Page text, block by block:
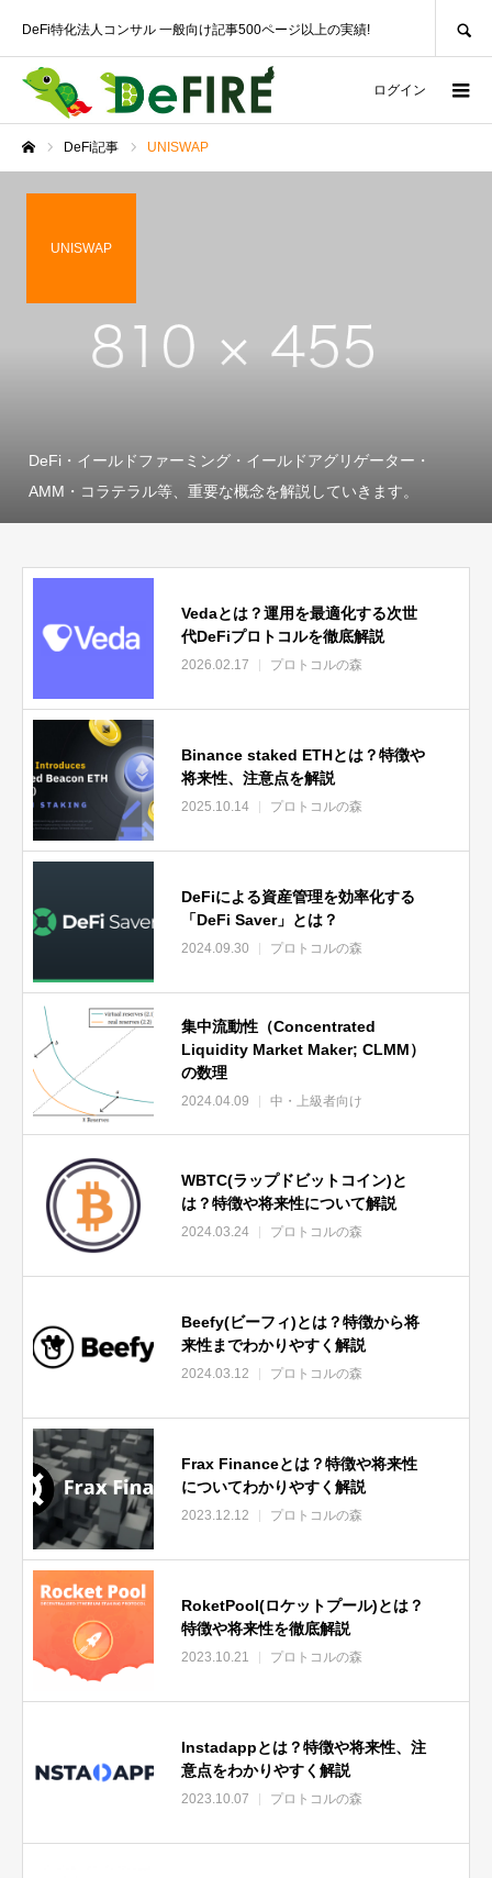
DeFi特化法人コンサル 一般向け記事500ページ以上の実績!
ログイン
DeFi記事 UNISWAP
UNISWAP
DeFi・イールドファーミング・イールドアグリゲーター・
AMM・コラテラル等、重要な概念を解説していきます。
Vedaとは？運用を最適化する次世
代DeFiプロトコルを徹底解説
2026.02.17 プロトコルの森
Binance staked ETHとは？特徴や
将来性、注意点を解説
2025.10.14 プロトコルの森
DeFiによる資産管理を効率化する
「DeFi Saver」とは？
2024.09.30 プロトコルの森
集中流動性（Concentrated
Liquidity Market Maker; CLMM）
の数理
2024.04.09 中・上級者向け
WBTC(ラップドビットコイン)と
は？特徴や将来性について解説
2024.03.24 プロトコルの森
Beefy(ビーフィ)とは？特徴から将
来性までわかりやすく解説
2024.03.12 プロトコルの森
Frax Financeとは？特徴や将来性
についてわかりやすく解説
2023.12.12 プロトコルの森
RoketPool(ロケットプール)とは？
特徴や将来性を徹底解説
2023.10.21 プロトコルの森
Instadappとは？特徴や将来性、注
意点をわかりやすく解説
2023.10.07 プロトコルの森